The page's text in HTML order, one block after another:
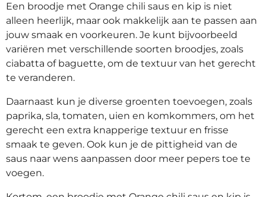
Een broodje met Orange chili saus en kip is niet
alleen heerlijk, maar ook makkelijk aan te passen aan
jouw smaak en voorkeuren. Je kunt bijvoorbeeld
variëren met verschillende soorten broodjes, zoals
ciabatta of baguette, om de textuur van het gerecht
te veranderen.
Daarnaast kun je diverse groenten toevoegen, zoals
paprika, sla, tomaten, uien en komkommers, om het
gerecht een extra knapperige textuur en frisse
smaak te geven. Ook kun je de pittigheid van de
saus naar wens aanpassen door meer pepers toe te
voegen.